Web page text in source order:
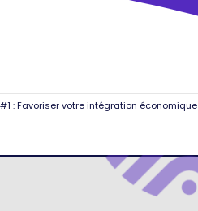
: Favoriser votre intégration économique